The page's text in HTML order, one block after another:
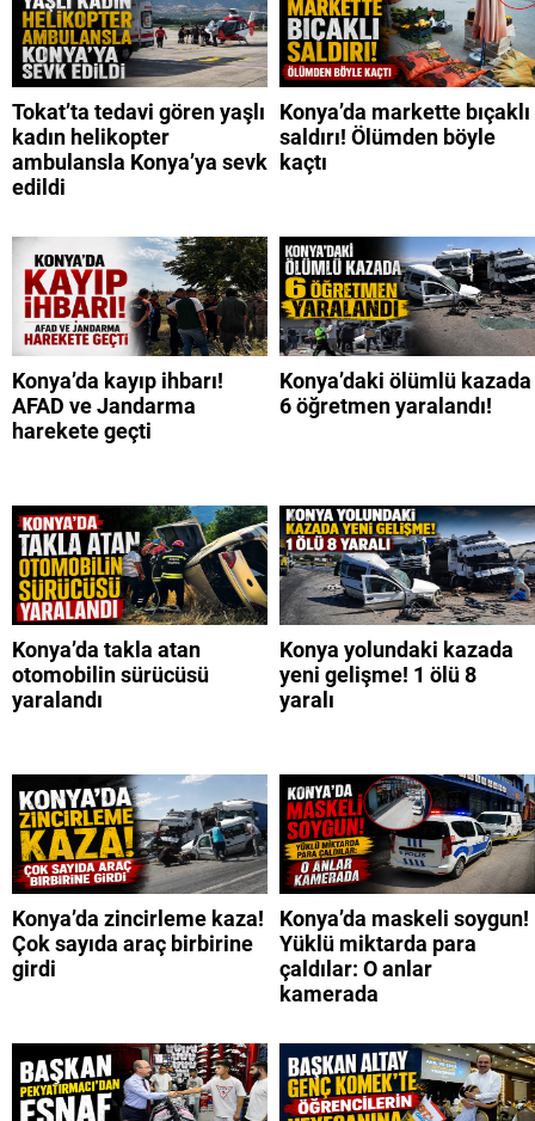
Tokat’ta tedavi gören yaşlı
kadın helikopter
ambulansla Konya’ya sevk
edildi
Konya’da markette bıçaklı
saldırı! Ölümden böyle
kaçtı
Konya’da kayıp ihbarı!
AFAD ve Jandarma
harekete geçti
Konya’daki ölümlü kazada
6 öğretmen yaralandı!
Konya’da takla atan
otomobilin sürücüsü
yaralandı
Konya yolundaki kazada
yeni gelişme! 1 ölü 8
yaralı
Konya’da zincirleme kaza!
Çok sayıda araç birbirine
girdi
Konya’da maskeli soygun!
Yüklü miktarda para
çaldılar: O anlar
kamerada